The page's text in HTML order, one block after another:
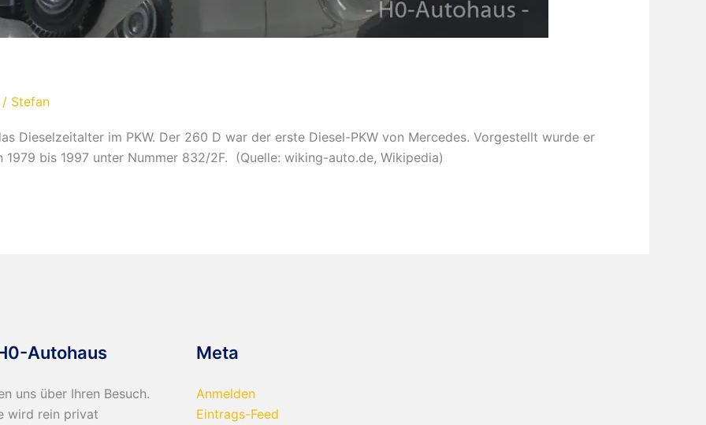
Stefan
Dieselzeitalter im PKW. Der 260 D war der erste Diesel-PKW von Mercedes. Vorgestellt wurde er
bis 1997 unter Nummer 832/2F. (Quelle: wiking-auto.de, Wikipedia)
Autohaus
uns über Ihren Besuch.
wird rein privat
Meta
Anmelden
Eintrags-Feed